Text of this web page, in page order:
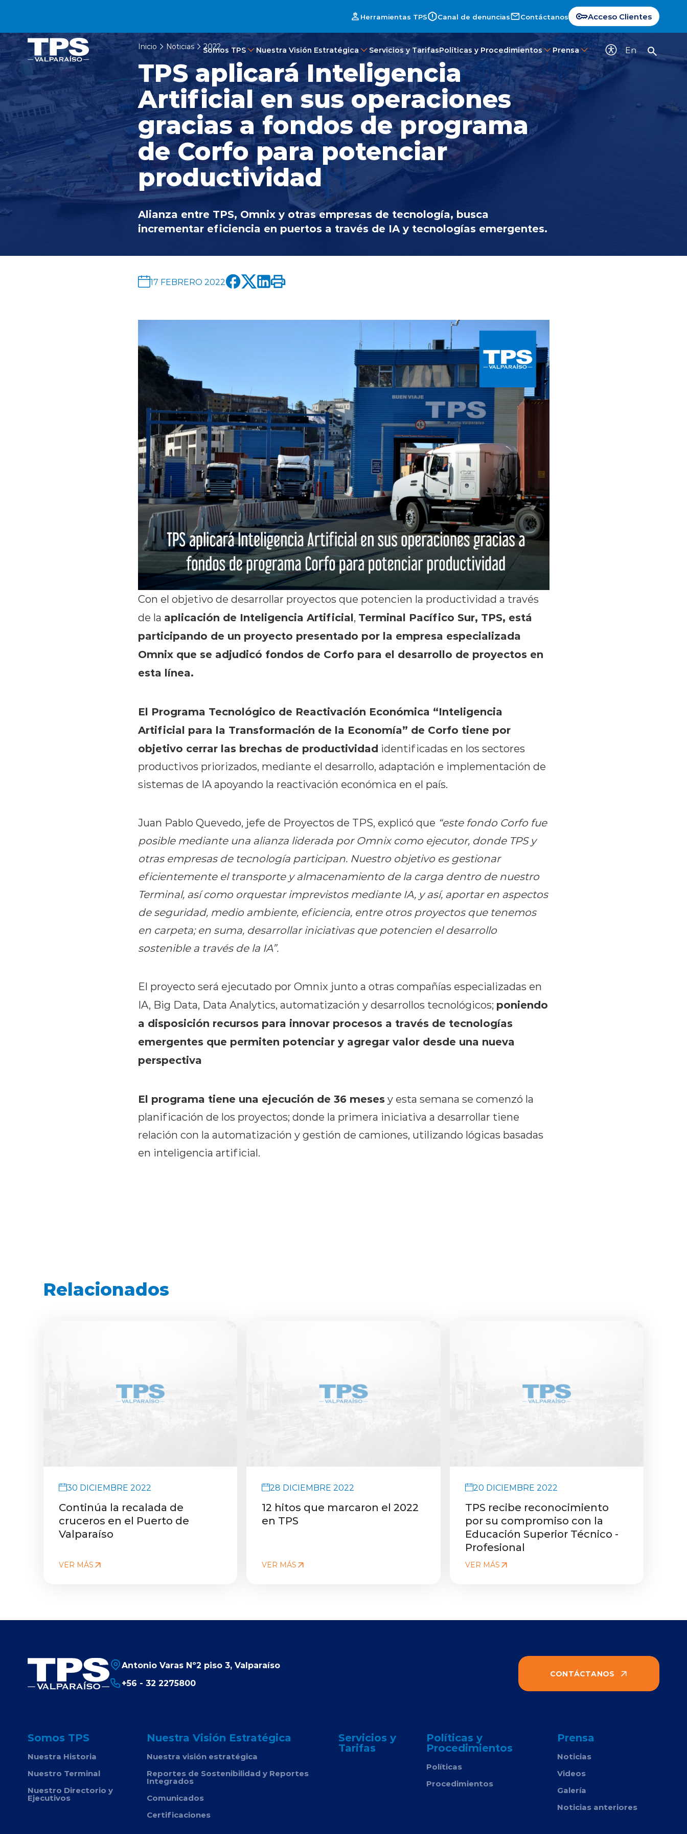
Herramientas TPS Canal de denuncias Contáctanos Acceso Clientes
Somos TPS Nuestra Visión Estratégica Servicios y TarifasPolíticas y Procedimientos Prensa En
Inicio Noticias 2022
TPS aplicará Inteligencia
Artificial en sus operaciones
gracias a fondos de programa
de Corfo para potenciar
productividad
Alianza entre TPS, Omnix y otras empresas de tecnología, busca
incrementar eficiencia en puertos a través de IA y tecnologías emergentes.
17 FEBRERO 2022
Con el objetivo de desarrollar proyectos que potencien la productividad a través
de la aplicación de Inteligencia Artificial, Terminal Pacífico Sur, TPS, está
participando de un proyecto presentado por la empresa especializada
Omnix que se adjudicó fondos de Corfo para el desarrollo de proyectos en
esta línea.
El Programa Tecnológico de Reactivación Económica “Inteligencia
Artificial para la Transformación de la Economía” de Corfo tiene por
objetivo cerrar las brechas de productividad identificadas en los sectores
productivos priorizados, mediante el desarrollo, adaptación e implementación de
sistemas de IA apoyando la reactivación económica en el país.
Juan Pablo Quevedo, jefe de Proyectos de TPS, explicó que “este fondo Corfo fue
posible mediante una alianza liderada por Omnix como ejecutor, donde TPS y
otras empresas de tecnología participan. Nuestro objetivo es gestionar
eficientemente el transporte y almacenamiento de la carga dentro de nuestro
Terminal, así como orquestar imprevistos mediante IA, y así, aportar en aspectos
de seguridad, medio ambiente, eficiencia, entre otros proyectos que tenemos
en carpeta; en suma, desarrollar iniciativas que potencien el desarrollo
sostenible a través de la IA”.
El proyecto será ejecutado por Omnix junto a otras compañías especializadas en
IA, Big Data, Data Analytics, automatización y desarrollos tecnológicos; poniendo
a disposición recursos para innovar procesos a través de tecnologías
emergentes que permiten potenciar y agregar valor desde una nueva
perspectiva
El programa tiene una ejecución de 36 mesesy esta semana se comenzó la
planificación de los proyectos; donde la primera iniciativa a desarrollar tiene
relación con la automatización y gestión de camiones, utilizando lógicas basadas
en inteligencia artificial.
Relacionados
30 DICIEMBRE 2022
Continúa la recalada de
cruceros en el Puerto de
Valparaíso
VER MÁS
28 DICIEMBRE 2022
12 hitos que marcaron el 2022
en TPS
VER MÁS
20 DICIEMBRE 2022
TPS recibe reconocimiento
por su compromiso con la
Educación Superior Técnico -
Profesional
VER MÁS
Antonio Varas Nº2 piso 3, Valparaíso
+56 - 32 2275800
CONTÁCTANOS
Somos TPS
Nuestra Historia
Nuestro Terminal
Nuestro Directorio y
Ejecutivos
Nuestra Visión Estratégica
Nuestra visión estratégica
Reportes de Sostenibilidad y Reportes
Integrados
Comunicados
Certificaciones
Servicios y
Tarifas
Políticas y
Procedimientos
Políticas
Procedimientos
Prensa
Noticias
Videos
Galería
Noticias anteriores